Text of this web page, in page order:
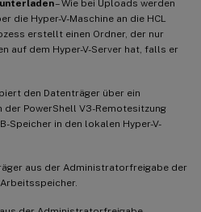
– Wie bei Uploads werden
die Hyper-V-Maschine an die HCL
erstellt einen Ordner, der nur
auf dem Hyper-V-Server hat, falls er
den Datenträger über ein
der PowerShell V3-Remotesitzung
Speicher in den lokalen Hyper-V-
aus der Administratorfreigabe der